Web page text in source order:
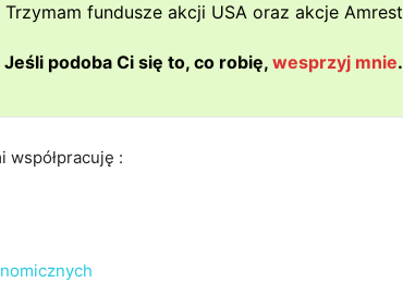
Trzymam fundusze akcji USA oraz akcje Amrest
Jeśli podoba Ci się to, co robię, wesprzyj mnie.
współpracuję :